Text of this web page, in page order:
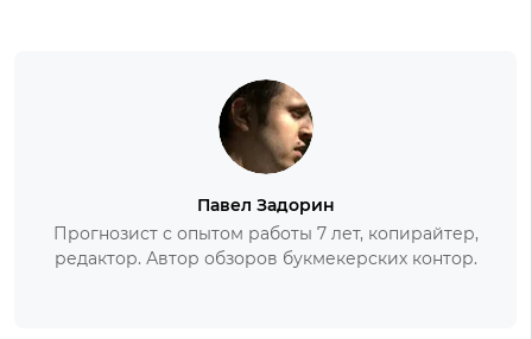
Павел Задорин
Прогнозист с опытом работы 7 лет, копирайтер,
редактор. Автор обзоров букмекерских контор.